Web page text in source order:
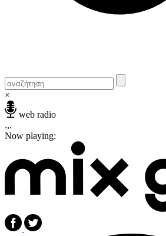
×
web radio
.,.
Now playing: